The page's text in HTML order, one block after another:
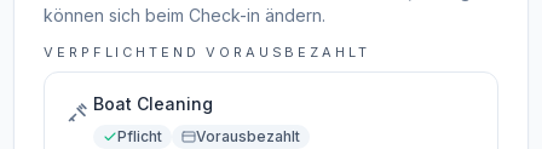
können sich beim Check-in ändern.
VERPFLICHTEND VORAUSBEZAHLT
Boat Cleaning
Pflicht Vorausbezahlt